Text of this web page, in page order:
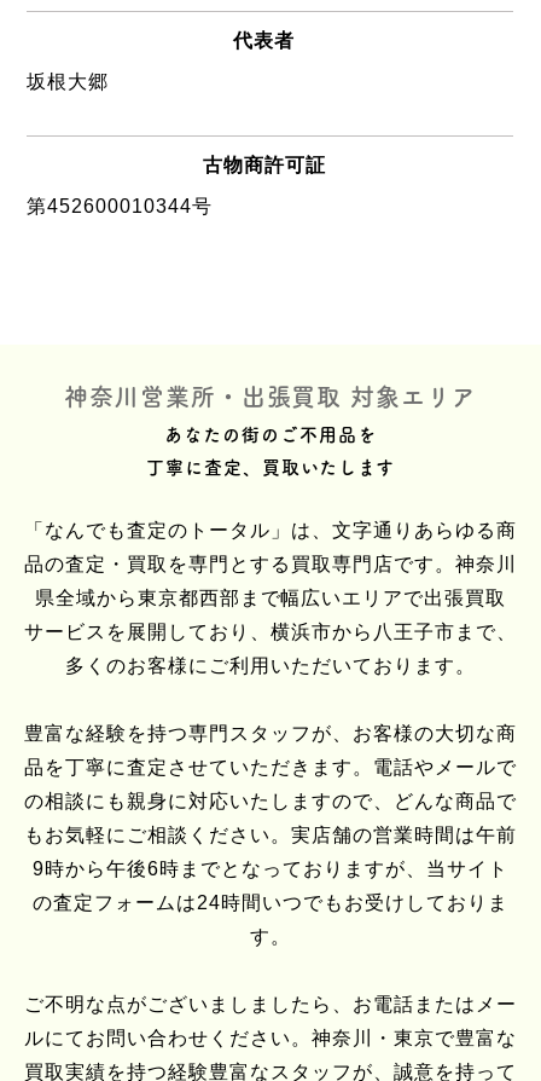
代表者
坂根大郷
古物商許可証
第452600010344号
神奈川営業所・出張買取 対象エリア
あなたの街のご不用品を
丁寧に査定、買取いたします
「なんでも査定のトータル」は、文字通りあらゆる商
品の査定・買取を専門とする買取専門店です。神奈川
県全域から東京都西部まで幅広いエリアで出張買取
サービスを展開しており、横浜市から八王子市まで、
多くのお客様にご利用いただいております。
豊富な経験を持つ専門スタッフが、お客様の大切な商
品を丁寧に査定させていただきます。電話やメールで
の相談にも親身に対応いたしますので、どんな商品で
もお気軽にご相談ください。実店舗の営業時間は午前
9時から午後6時までとなっておりますが、当サイト
の査定フォームは24時間いつでもお受けしておりま
す。
ご不明な点がございましましたら、お電話またはメー
ルにてお問い合わせください。神奈川・東京で豊富な
買取実績を持つ経験豊富なスタッフが、誠意を持って